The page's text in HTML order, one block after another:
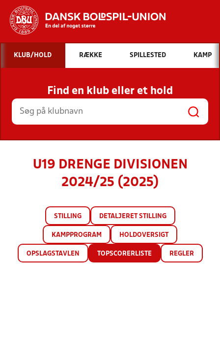
Hvad vil du søge efter?
INDHOLD OG NYHEDER
STILLINGER, RESULTATER, KLUBBER OG
HOLD
KLUB/HOLD RÆKKE SPILLESTED KAMP
Find en klub eller et hold
U19 DRENGE DIVISIONEN
2024/25 (2025)
STILLING DETALJERET STILLING
KAMPPROGRAM HOLDOVERSIGT
OPSLAGSTAVLEN TOPSCORERLISTE REGLER